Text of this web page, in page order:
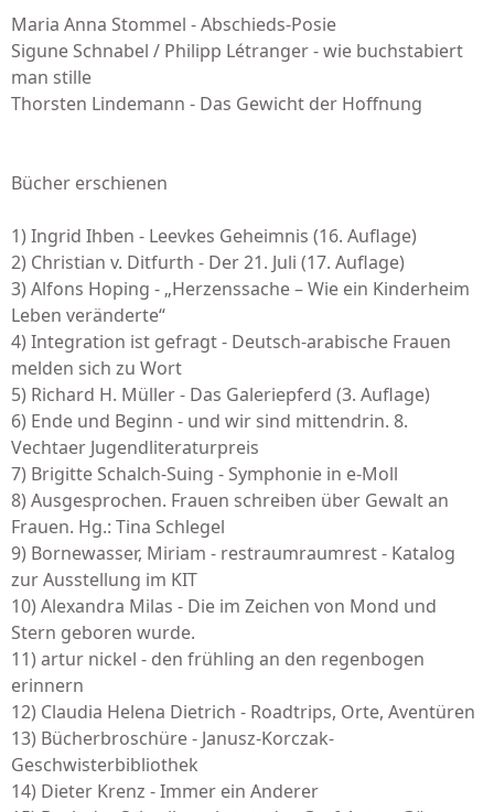
Maria Anna Stommel - Abschieds-Posie
Sigune Schnabel / Philipp Létranger - wie buchstabiert
man stille
Thorsten Lindemann - Das Gewicht der Hoffnung
Bücher erschienen
1) Ingrid Ihben - Leevkes Geheimnis (16. Auflage)
2) Christian v. Ditfurth - Der 21. Juli (17. Auflage)
3) Alfons Hoping - „Herzenssache – Wie ein Kinderheim
Leben veränderte“
4) Integration ist gefragt - Deutsch-arabische Frauen
melden sich zu Wort
5) Richard H. Müller - Das Galeriepferd (3. Auflage)
6) Ende und Beginn - und wir sind mittendrin. 8.
Vechtaer Jugendliteraturpreis
7) Brigitte Schalch-Suing - Symphonie in e-Moll
8) Ausgesprochen. Frauen schreiben über Gewalt an
Frauen. Hg.: Tina Schlegel
9) Bornewasser, Miriam - restraumraumrest - Katalog
zur Ausstellung im KIT
10) Alexandra Milas - Die im Zeichen von Mond und
Stern geboren wurde.
11) artur nickel - den frühling an den regenbogen
erinnern
12) Claudia Helena Dietrich - Roadtrips, Orte, Aventüren
13) Bücherbroschüre - Janusz-Korczak-
Geschwisterbibliothek
14) Dieter Krenz - Immer ein Anderer